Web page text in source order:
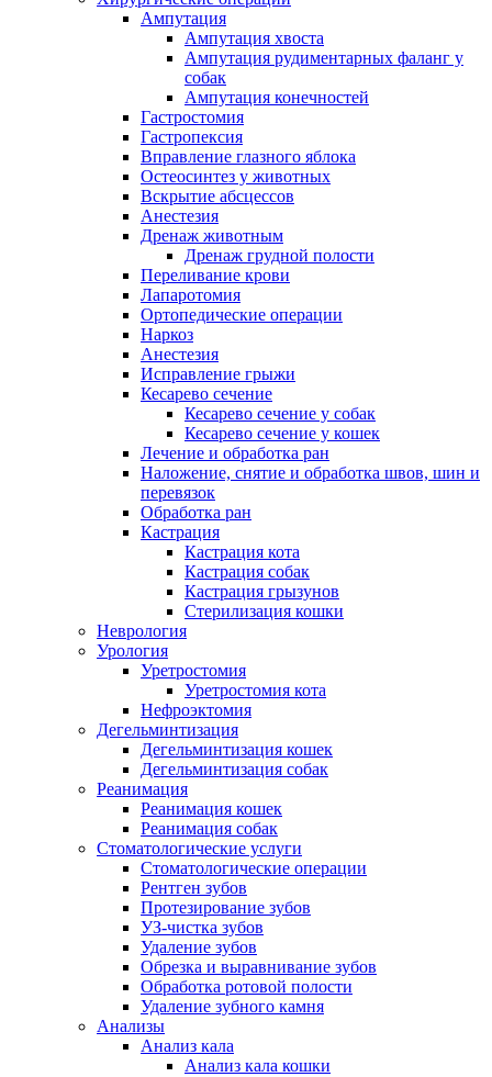
Ампутация
Ампутация хвоста
Ампутация рудиментарных фаланг у
собак
Ампутация конечностей
Гастростомия
Гастропексия
Вправление глазного яблока
Остеосинтез у животных
Вскрытие абсцессов
Анестезия
Дренаж животным
Дренаж грудной полости
Переливание крови
Лапаротомия
Ортопедические операции
Наркоз
Анестезия
Исправление грыжи
Кесарево сечение
Кесарево сечение у собак
Кесарево сечение у кошек
Лечение и обработка ран
Наложение, снятие и обработка швов, шин и
перевязок
Обработка ран
Кастрация
Кастрация кота
Кастрация собак
Кастрация грызунов
Стерилизация кошки
Неврология
Урология
Уретростомия
Уретростомия кота
Нефроэктомия
Дегельминтизация
Дегельминтизация кошек
Дегельминтизация собак
Реанимация
Реанимация кошек
Реанимация собак
Стоматологические услуги
Стоматологические операции
Рентген зубов
Протезирование зубов
УЗ-чистка зубов
Удаление зубов
Обрезка и выравнивание зубов
Обработка ротовой полости
Удаление зубного камня
Анализы
Анализ кала
Анализ кала кошки